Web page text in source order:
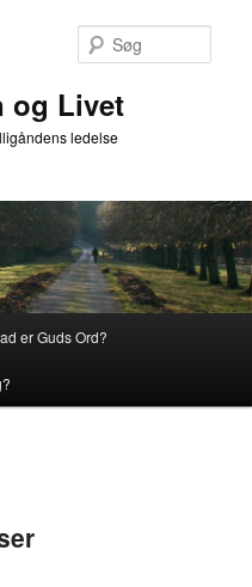
og Livet
ledelse
er Guds Ord?